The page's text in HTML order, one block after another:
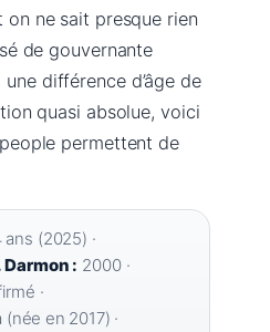
ne sait presque rien
de gouvernante
différence d’âge de
quasi absolue, voici
permettent de
ans (2025) ·
: 2000 ·
·
(née en 2017) ·